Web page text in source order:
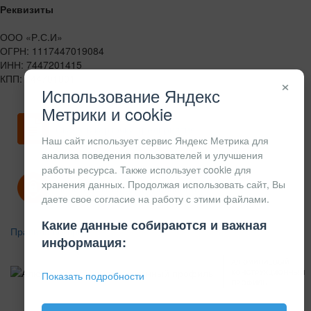
Реквизиты
ООО «Р.С.И»
ОГРН: 1117447019084
ИНН: 7447201415
КПП: 744701001
Скачать карточку предприятия
Политика конфиденциальности
Правила возврата
КОНСТРУКЦИОННЫЙ
×
Использование Яндекс
Метрики и cookie
Наш сайт использует сервис Яндекс Метрика для
анализа поведения пользователей и улучшения
работы ресурса. Также использует cookie для
хранения данных. Продолжая использовать сайт, Вы
даете свое согласие на работу с этими файлами.
Какие данные собираются и важная
информация:
Показать подробности